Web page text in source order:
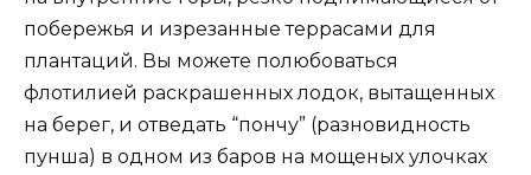
побережья и изрезанные террасами для
плантаций. Вы можете полюбоваться
флотилией раскрашенных лодок, вытащенных
на берег, и отведать “пончу” (разновидность
пунша) в одном из баров на мощеных улочках